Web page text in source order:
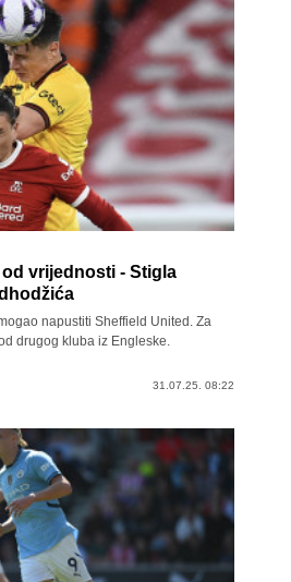
vrijednosti - Stigla
napustiti Sheffield United. Za
drugog kluba iz Engleske.
31.07.25. 08:22